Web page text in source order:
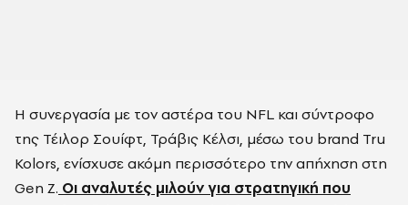
Η συνεργασία με τον αστέρα του NFL και σύντροφο
της Τέιλορ Σουίφτ, Τράβις Κέλσι, μέσω του brand Tru
Kolors, ενίσχυσε ακόμη περισσότερο την απήχηση στη
Gen Z. Οι αναλυτές μιλούν για στρατηγική που